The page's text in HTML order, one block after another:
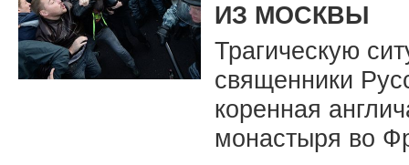
ИЗ МОСКВЫ
Трагическую
священники
коренная
монастыря во